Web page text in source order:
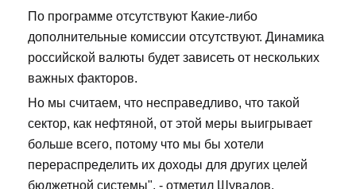
По программе отсутствуют Какие-либо
дополнительные комиссии отсутствуют. Динамика
российской валюты будет зависеть от нескольких
важных факторов.
Но мы считаем, что несправедливо, что такой
сектор, как нефтяной, от этой меры выигрывает
больше всего, потому что мы бы хотели
перераспределить их доходы для других целей
бюджетной системы", - отметил Шувалов.